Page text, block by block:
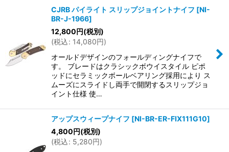
CJRB パイライト スリップジョイントナイフ [NI-
BR-J-1966]
12,800円(税別)
(税込: 14,080円)
オールドデザインのフォールディングナイフで
す。 ブレードはクラシックボウイスタイル ピポ
ッドにセラミックボールベアリング採用により ス
ムーズにスライドし両手で開閉するスリップジョ
イント仕様 使…
アップスウィープナイフ [NI-BR-ER-FIX111G10]
4,800円(税別)
(税込: 5,280円)